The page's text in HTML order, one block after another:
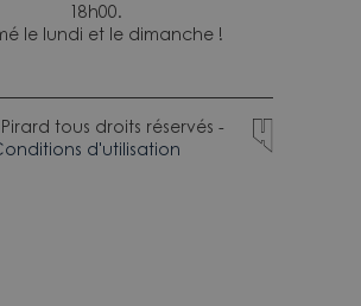
18h00.
le lundi et le dimanche !
tous droits réservés -
d'utilisation